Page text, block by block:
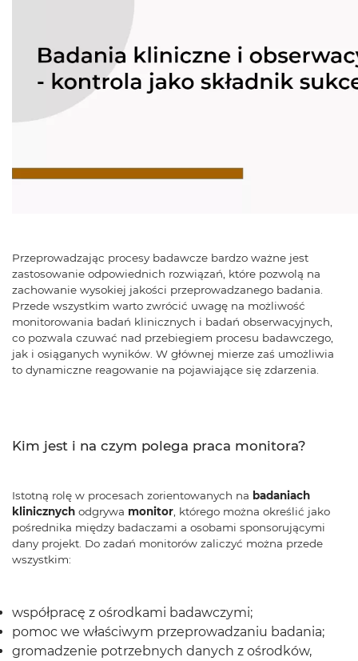
Przeprowadzając procesy badawcze bardzo ważne jest
zastosowanie odpowiednich rozwiązań, które pozwolą na
zachowanie wysokiej jakości przeprowadzanego badania.
Przede wszystkim warto zwrócić uwagę na możliwość
monitorowania badań klinicznych i badań obserwacyjnych,
co pozwala czuwać nad przebiegiem procesu badawczego,
jak i osiąganych wyników. W głównej mierze zaś umożliwia
to dynamiczne reagowanie na pojawiające się zdarzenia.
Kim jest i na czym polega praca monitora?
Istotną rolę w procesach zorientowanych na badaniach
klinicznych odgrywa monitor , którego można określić jako
pośrednika między badaczami a osobami sponsorującymi
dany projekt. Do zadań monitorów zaliczyć można przede
wszystkim:
współpracę z ośrodkami badawczymi;
pomoc we właściwym przeprowadzaniu badania;
gromadzenie potrzebnych danych z ośrodków,